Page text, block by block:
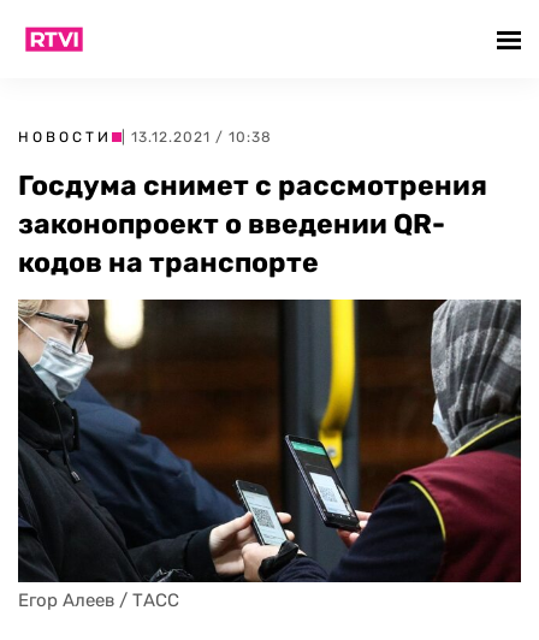
НОВОСТИ | 13.12.2021 / 10:38
Госдума снимет с рассмотрения
законопроект о введении QR-
кодов на транспорте
Егор Алеев / ТАСС